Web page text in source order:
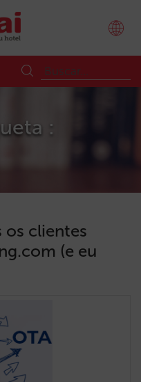
:
os clientes
(e eu